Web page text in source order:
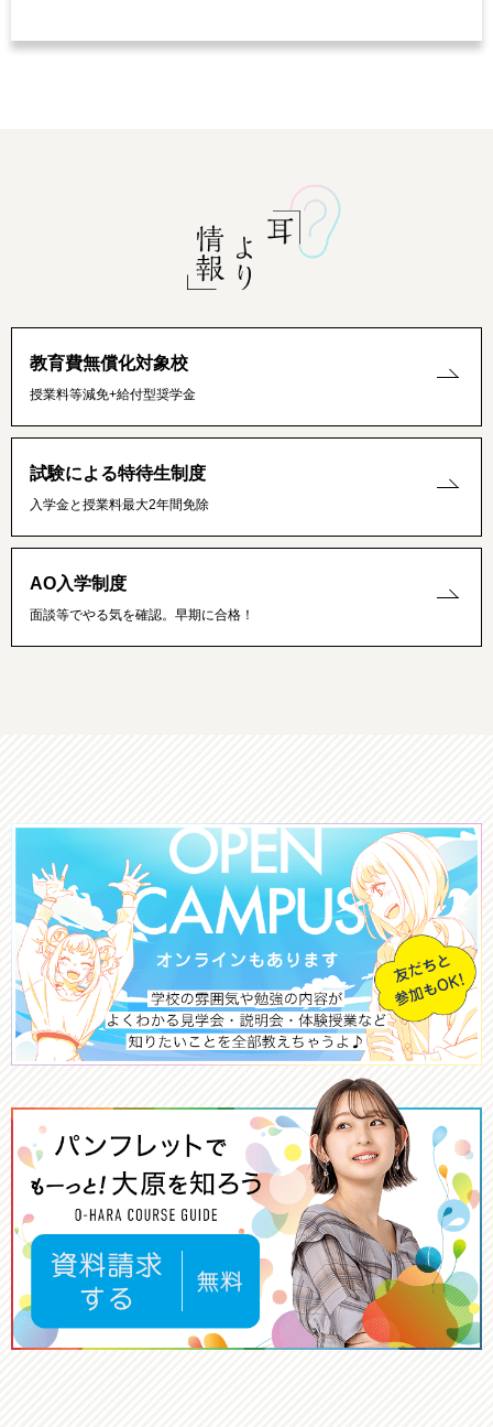
教育費無償化対象校
授業料等減免+給付型奨学金
試験による特待生制度
入学金と授業料最大2年間免除
AO入学制度
面談等でやる気を確認。早期に合格！